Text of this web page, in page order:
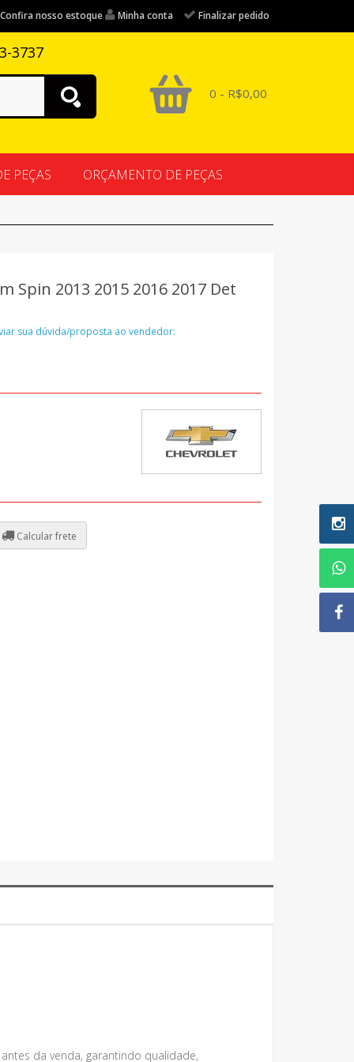
Confira nosso estoque Minha conta Finalizar pedido
3737
0 - R$0,00
PEÇAS ORÇAMENTO DE PEÇAS
Spin 2013 2015 2016 2017 Det
sua dúvida/proposta ao vendedor:
Calcular frete
da venda, garantindo qualidade,